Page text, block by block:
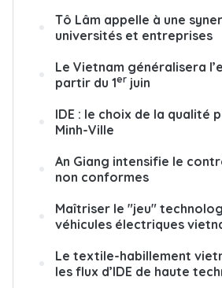
Tô Lâm appelle à une
universités et entreprises
Le Vietnam généralisera
partir du 1er juin
IDE : le choix de la qualité
Minh-Ville
An Giang intensifie le
non conformes
Maîtriser le "jeu"
véhicules électriques
Le textile-habillement
les flux d’IDE de haute